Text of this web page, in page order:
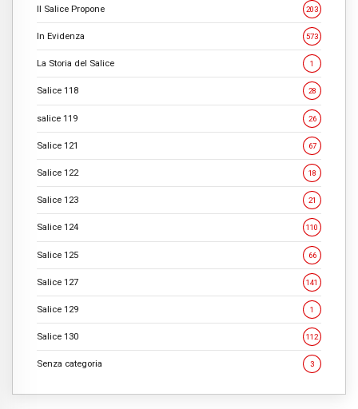
Il Salice Propone 203
In Evidenza 573
La Storia del Salice 1
Salice 118 28
salice 119 26
Salice 121 67
Salice 122 18
Salice 123 21
Salice 124 110
Salice 125 66
Salice 127 141
Salice 129 1
Salice 130 112
Senza categoria 3